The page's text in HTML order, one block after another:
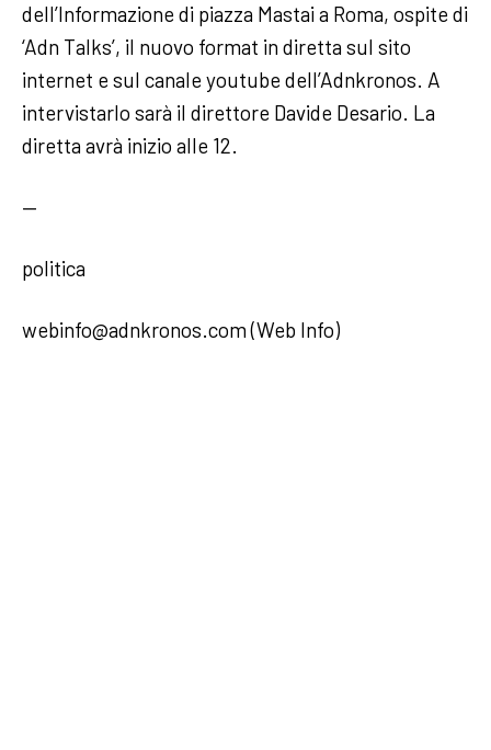
dell’Informazione di piazza Mastai a Roma, ospite di
‘Adn Talks’, il nuovo format in diretta sul sito
internet e sul canale youtube dell’Adnkronos. A
intervistarlo sarà il direttore Davide Desario. La
diretta avrà inizio alle 12.
—
politica
webinfo@adnkronos.com (Web Info)